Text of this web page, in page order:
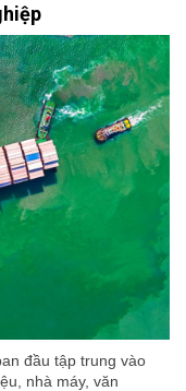
đầu tập trung vào
nhà máy, văn